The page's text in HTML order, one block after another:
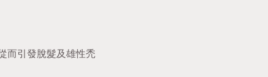
而引發脫髮及雄性禿